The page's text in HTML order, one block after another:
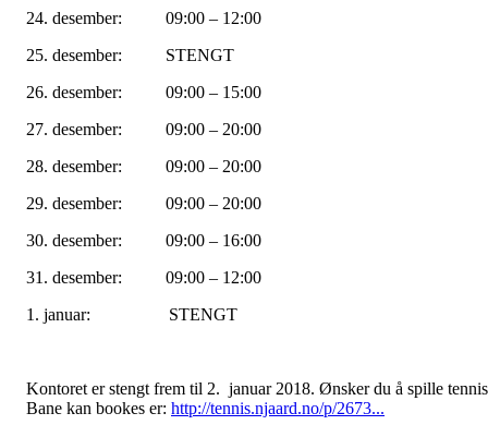
24. desember: 09:00 – 12:00
25. desember: STENGT
26. desember: 09:00 – 15:00
27. desember: 09:00 – 20:00
28. desember: 09:00 – 20:00
29. desember: 09:00 – 20:00
30. desember: 09:00 – 16:00
31. desember: 09:00 – 12:00
1. januar: STENGT
Kontoret er stengt frem til 2. januar 2018. Ønsker du å spille
Bane kan bookes er: http://tennis.njaard.no/p/2673...